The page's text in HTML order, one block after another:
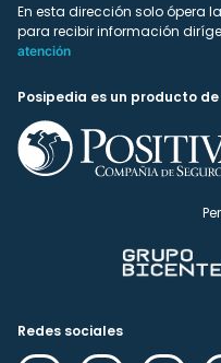
En esta dirección solo ópera
para recibir información
atención
Posipedia es un producto de
Redes sociales